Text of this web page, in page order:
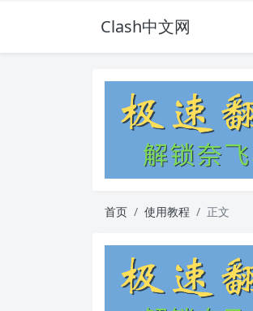
Clash中文网
首页 使用教程 正文